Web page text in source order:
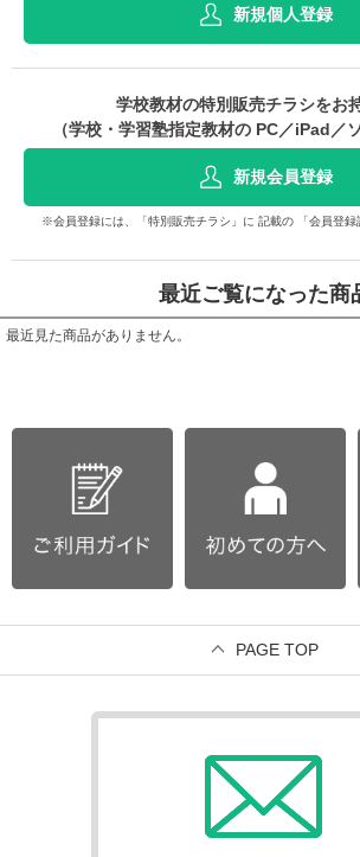
新規個人登録
学校教材の特別販売チラシをお
（学校・学習塾指定教材の PC／iPad／
新規会員登録
※会員登録には、「特別販売チラシ」に 記載の 「会員登録
最近ご覧になった商
最近見た商品がありません。
PAGE TOP